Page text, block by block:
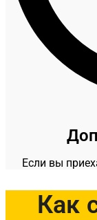
Если вы
Как